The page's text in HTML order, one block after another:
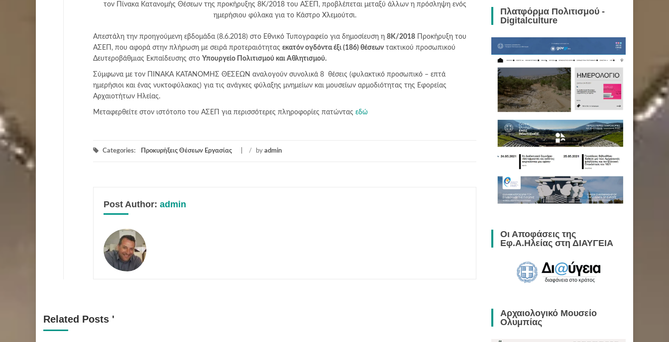
τον Πίνακα Κατανομής Θέσεων της προκήρυξης 8Κ/2018 του ΑΣΕΠ, προβλέπεται μεταξύ άλλων η πρόσληψη ενός
ημερήσιου φύλακα για το Κάστρο Χλεμούτσι.
Aπεστάλη την προηγούμενη εβδομάδα (8.6.2018) στο Εθνικό Τυπογραφείο για δημοσίευση η 8Κ/2018 Προκήρυξη του
ΑΣΕΠ, που αφορά στην πλήρωση με σειρά προτεραιότητας εκατόν ογδόντα έξι (186) θέσεων τακτικού προσωπικού
Δευτεροβάθμιας Εκπαίδευσης στο Υπουργείο Πολιτισμού και Αθλητισμού.
Σύμφωνα με τον ΠΙΝΑΚΑ ΚΑΤΑΝΟΜΗΣ ΘΕΣΕΩΝ αναλογούν συνολικά 8 θέσεις (φυλακτικό προσωπικό – επτά
ημερήσιοι και ένας νυκτοφύλακας) για τις ανάγκες φύλαξης μνημείων και μουσείων αρμοδιότητας της Εφορείας
Αρχαιοτήτων Ηλείας.
Μεταφερθείτε στον ιστότοπο του ΑΣΕΠ για περισσότερες πληροφορίες πατώντας εδώ
Categories: Προκυρήξεις Θέσεων Εργασίας / by admin
Post Author: admin
Related Posts '
Πλατφόρμα Πολιτισμού -
Digitalculture
Οι Αποφάσεις της
Εφ.Α.Ηλείας στη ΔΙΑΥΓΕΙΑ
Αρχαιολογικό Μουσείο
Ολυμπίας